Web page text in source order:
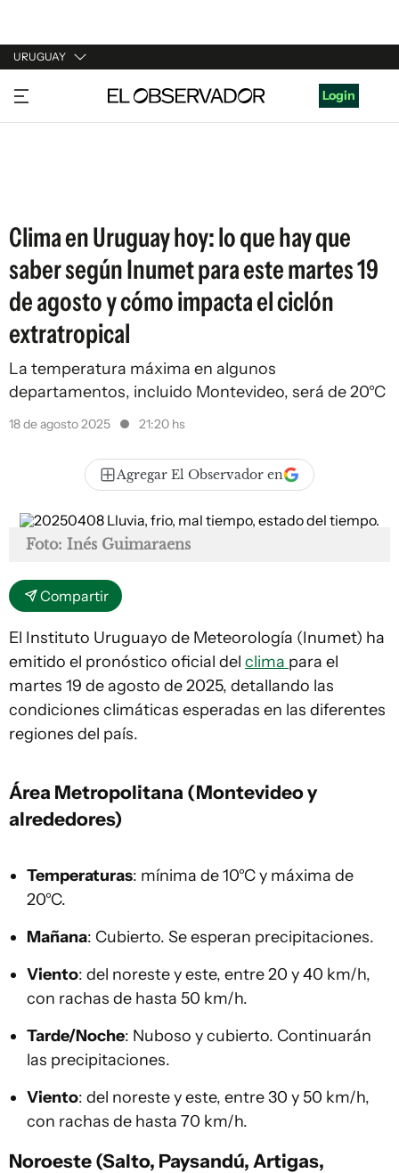
URUGUAY
URUGUAY
ARGENTINA
Login
Clima en Uruguay hoy: lo que hay que
saber según Inumet para este martes 19
de agosto y cómo impacta el ciclón
extratropical
La temperatura máxima en algunos
departamentos, incluido Montevideo, será de 20°C
18 de agosto 2025 21:20 hs
Agregar El Observador en
Foto: Inés Guimaraens
Compartir
El Instituto Uruguayo de Meteorología (Inumet) ha
emitido el pronóstico oficial del clima para el
martes 19 de agosto de 2025, detallando las
condiciones climáticas esperadas en las diferentes
regiones del país.
Área Metropolitana (Montevideo y
alrededores)
Temperaturas: mínima de 10°C y máxima de
20°C.
Mañana: Cubierto. Se esperan precipitaciones.
Viento: del noreste y este, entre 20 y 40 km/h,
con rachas de hasta 50 km/h.
Tarde/Noche: Nuboso y cubierto. Continuarán
las precipitaciones.
Viento: del noreste y este, entre 30 y 50 km/h,
con rachas de hasta 70 km/h.
Noroeste (Salto, Paysandú, Artigas,